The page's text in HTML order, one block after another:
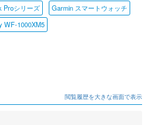
Proシリーズ
Garmin スマートウォッチ
WF-1000XM5
閲覧履歴を大きな画面で表示